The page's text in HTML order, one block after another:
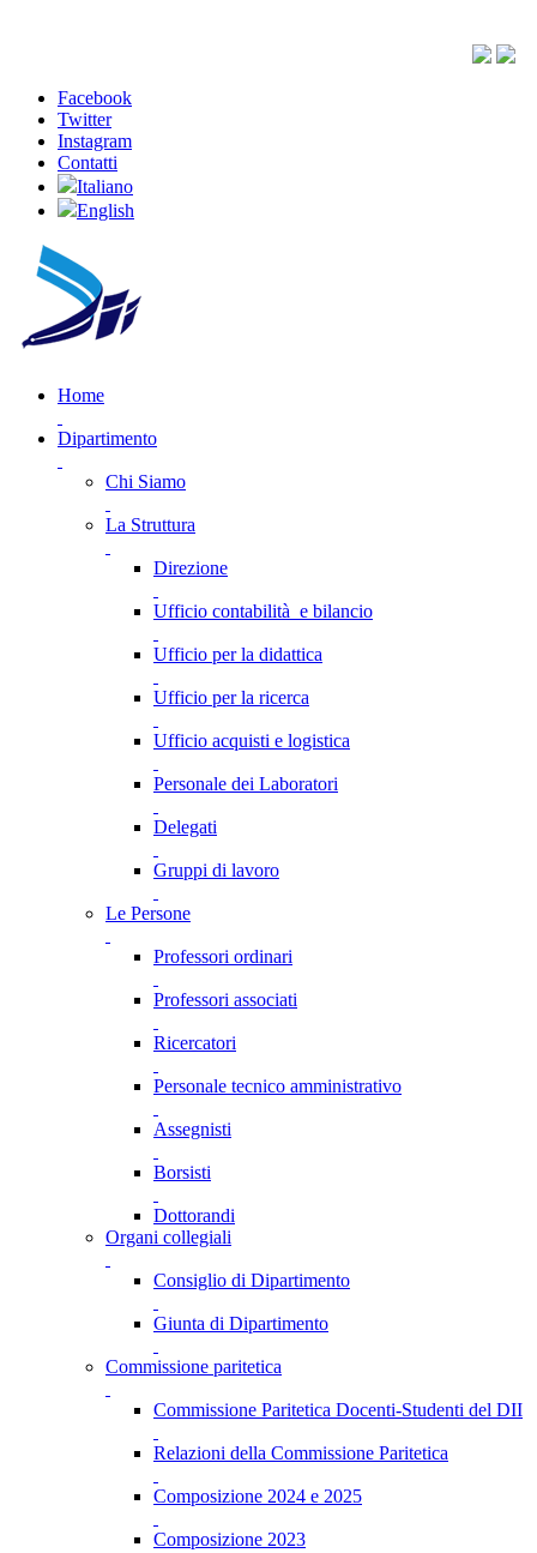
Facebook
Twitter
Instagram
Contatti
Italiano
English
Home
Dipartimento
Chi Siamo
La Struttura
Direzione
Ufficio contabilità e bilancio
Ufficio per la didattica
Ufficio per la ricerca
Ufficio acquisti e logistica
Personale dei Laboratori
Delegati
Gruppi di lavoro
Le Persone
Professori ordinari
Professori associati
Ricercatori
Personale tecnico amministrativo
Assegnisti
Borsisti
Dottorandi
Organi collegiali
Consiglio di Dipartimento
Giunta di Dipartimento
Commissione paritetica
Commissione Paritetica Docenti-Studenti del DII
Relazioni della Commissione Paritetica
Composizione 2024 e 2025
Composizione 2023